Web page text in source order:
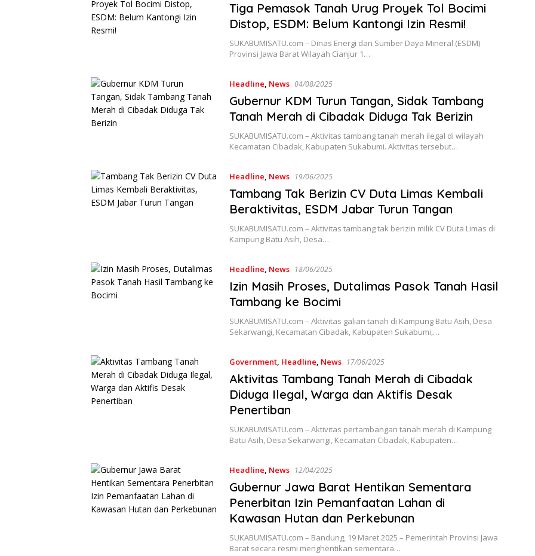
Tiga Pemasok Tanah Urug Proyek Tol Bocimi
Distop, ESDM: Belum Kantongi Izin Resmi!
SUKABUMISATU.com – Dinas Energi dan Sumber Daya Mineral (ESDM)
Provinsi Jawa Barat Wilayah Cianjur 1…
Headline, News 04/08/2025
Gubernur KDM Turun Tangan, Sidak Tambang
Tanah Merah di Cibadak Diduga Tak Berizin
SUKABUMISATU.com – Aktivitas tambang tanah merah ilegal di wilayah
Kecamatan Cibadak, Kabupaten Sukabumi. Aktivitas tersebut…
Headline, News 19/06/2025
Tambang Tak Berizin CV Duta Limas Kembali
Beraktivitas, ESDM Jabar Turun Tangan
SUKABUMISATU.com – Aktivitas tambang tak berizin milik CV Duta Limas di
Kampung Batu Asih, Desa…
Headline, News 18/06/2025
Izin Masih Proses, Dutalimas Pasok Tanah Hasil
Tambang ke Bocimi
SUKABUMISATU.com – Aktivitas galian tanah di Kampung Batu Asih, Desa
Sekarwangi, Kecamatan Cibadak, Kabupaten Sukabumi,…
Government, Headline, News 17/06/2025
Aktivitas Tambang Tanah Merah di Cibadak
Diduga Ilegal, Warga dan Aktifis Desak
Penertiban
SUKABUMISATU.com – Aktivitas pertambangan tanah merah di Kampung
Batu Asih, Desa Sekarwangi, Kecamatan Cibadak, Kabupaten…
Headline, News 12/04/2025
Gubernur Jawa Barat Hentikan Sementara
Penerbitan Izin Pemanfaatan Lahan di
Kawasan Hutan dan Perkebunan
SUKABUMISATU.com – Bandung, 19 Maret 2025 – Pemerintah Provinsi Jawa
Barat secara resmi menghentikan sementara…